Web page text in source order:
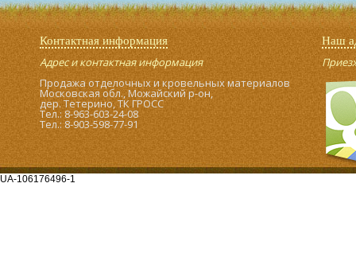
Контактная информация
Адрес и контактная информация
Продажа отделочных и кровельных материалов
Московская обл., Можайский р-он,
дер. Тетерино, ТК ГРОСС
Тел.: 8-963-603-24-08
Тел.: 8-903-598-77-91
Наш
UA-106176496-1